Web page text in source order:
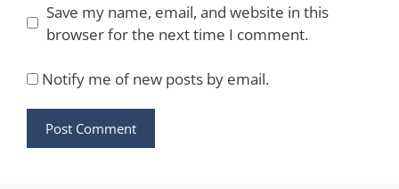
Save my name, email, and website in this
browser for the next time I comment.
Notify me of new posts by email.